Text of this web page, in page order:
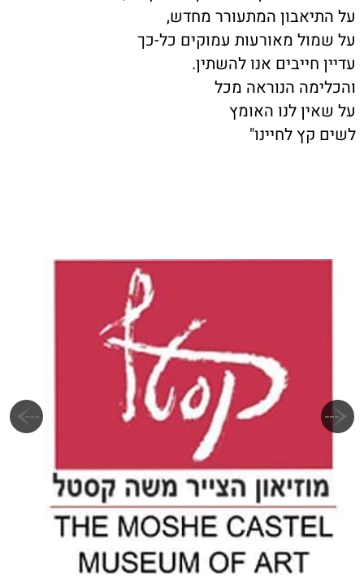
על התיאבון המתעורר מחדש,
על שמול מאורעות עמוקים כל-כך
עדיין חייבים אנו להשתין.
והכלימה הנוראה מכל
על שאין לנו האומץ
לשים קץ לחיינו"